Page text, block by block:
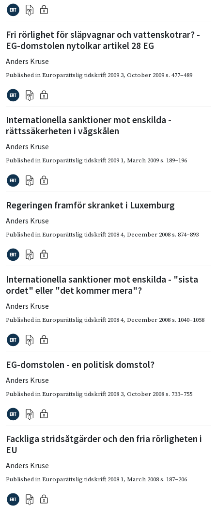
Fri rörlighet för släpvagnar och vattenskotrar? -
EG-domstolen nytolkar artikel 28 EG
Anders Kruse
Published inEuroparättslig tidskrift 2009 3, October 2009s. 477–489
Internationella sanktioner mot enskilda -
rättssäkerheten i vågskålen
Anders Kruse
Published inEuroparättslig tidskrift 2009 1, March 2009s. 189–196
Regeringen framför skranket i Luxemburg
Anders Kruse
Published inEuroparättslig tidskrift 2008 4, December 2008s. 874–893
Internationella sanktioner mot enskilda - "sista
ordet" eller "det kommer mera"?
Anders Kruse
Published inEuroparättslig tidskrift 2008 4, December 2008s. 1040–1058
EG-domstolen - en politisk domstol?
Anders Kruse
Published inEuroparättslig tidskrift 2008 3, October 2008s. 733–755
Fackliga stridsåtgärder och den fria rörligheten i
EU
Anders Kruse
Published inEuroparättslig tidskrift 2008 1, March 2008s. 187–206